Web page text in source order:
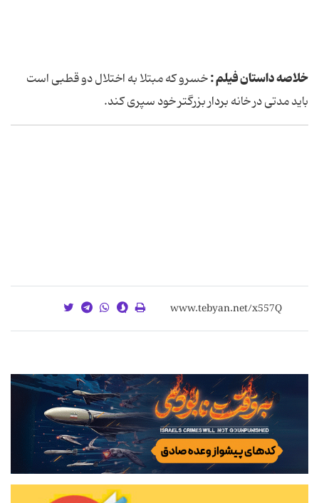
خلاصه داستان فیلم :خسرو که مبتلا به اختلال دو قطبی است
باید مدتی در خانه بردار بزرگتر خود سپری کند.